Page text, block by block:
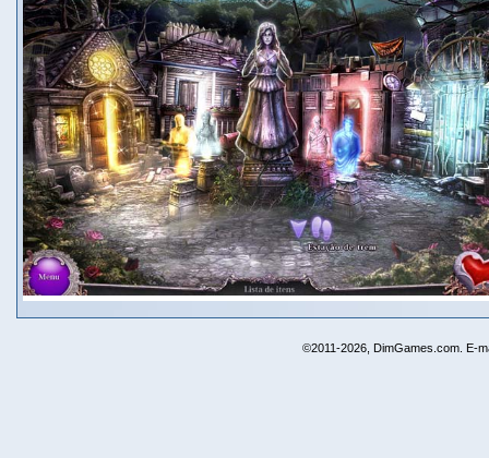
©2011-2026, DimGames.com. E-